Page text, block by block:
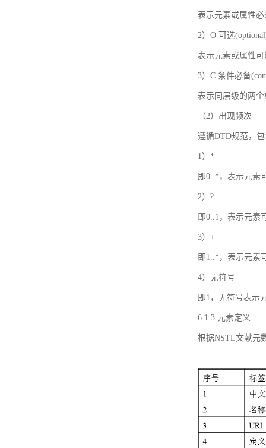
表示元素或属性
2）O 可选
表示元素或属性
3）C 条件必备
表示同层级的两
（2）出现频次
遵循DTD规范，
1）*
即0..*，表示元素
2）?
即0..1，表示元素
3）+
即1..*，表示元素
4）无符号
即1，无符号表示
6.1.3 元素定义
根据NSTL文献元